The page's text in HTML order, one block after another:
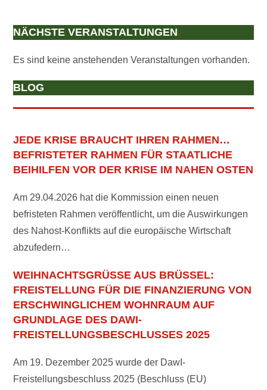
NÄCHSTE VERANSTALTUNGEN.
Es sind keine anstehenden Veranstaltungen vorhanden.
BLOG
JEDE KRISE BRAUCHT IHREN RAHMEN…
BEFRISTETER RAHMEN FÜR STAATLICHE
BEIHILFEN VOR DER KRISE IM NAHEN OSTEN
Am 29.04.2026 hat die Kommission einen neuen
befristeten Rahmen veröffentlicht, um die Auswirkungen
des Nahost-Konflikts auf die europäische Wirtschaft
abzufedern…
WEIHNACHTSGRÜSSE AUS BRÜSSEL: F
REISTELLUNG FÜR DIE FINANZIERUNG VON E
RSCHWINGLICHEM WOHNRAUM AUF G
RUNDLAGE DES DAWI-F
REISTELLUNGSBESCHLUSSES 2025
Am 19. Dezember 2025 wurde der DawI-
Freistellungsbeschluss 2025 (Beschluss (EU)